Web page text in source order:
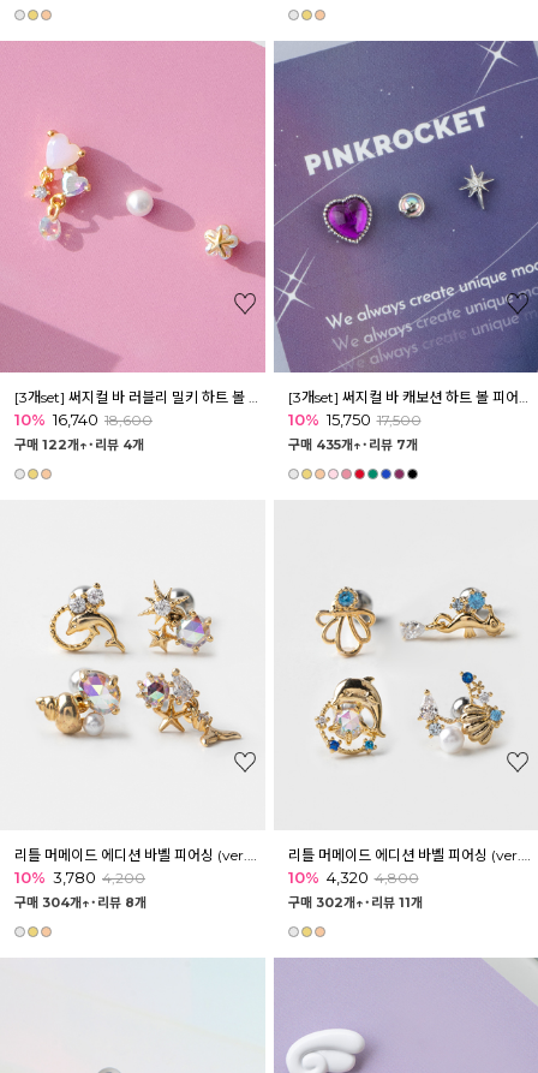
10% 16,740 18,600
구매 122개↑˙ 리뷰 4개
10% 15,750 17,500
구매 435개↑˙ 리뷰 7개
리틀 머메이드 에디션 바벨 피어싱 (ver.베이비돌핀)
10% 3,780 4,200
구매 304개↑˙ 리뷰 8개
리틀 머메이드 에디션 바벨 피어싱 (ver.리틀해마)
10% 4,320 4,800
구매 302개↑˙ 리뷰 11개